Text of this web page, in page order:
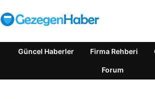
Güncel Haberler Firma Rehberi
Forum